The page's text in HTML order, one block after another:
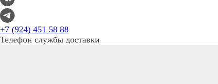
+7 (924) 451 58 88
Телефон службы доставки